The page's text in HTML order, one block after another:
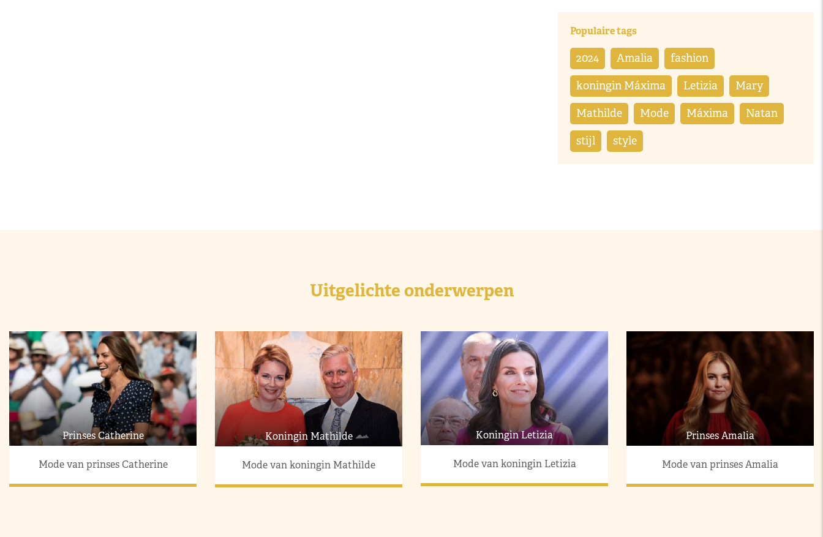
Populaire tags
2024 Amalia fashion
koningin Máxima Letizia Mary
Mathilde Mode Máxima Natan
stijl style
Uitgelichte onderwerpen
Prinses Catherine
Mode van prinses Catherine
Koningin Mathilde
Mode van koningin Mathilde
Koningin Letizia
Mode van koningin Letizia
Prinses Amalia
Mode van prinses Amalia